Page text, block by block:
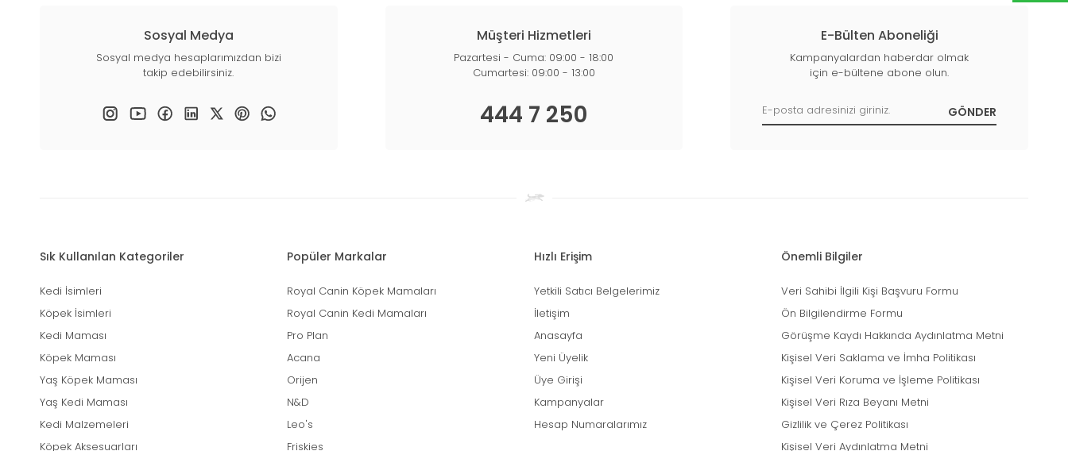
Sosyal Medya
Sosyal medya hesaplarımızdan bizi
takip edebilirsiniz.
Müşteri Hizmetleri
Pazartesi - Cuma: 09:00 - 18:00
Cumartesi: 09:00 - 13:00
444 7 250
E-Bülten Aboneliği
Kampanyalardan haberdar olmak
için e-bültene abone olun.
Sık Kullanılan Kategoriler
Kedi İsimleri
Köpek İsimleri
Kedi Maması
Köpek Maması
Yaş Köpek Maması
Yaş Kedi Maması
Kedi Malzemeleri
Köpek Aksesuarları
Popüler Markalar
Royal Canin Köpek Mamaları
Royal Canin Kedi Mamaları
Pro Plan
Acana
Orijen
N&D
Leo's
Friskies
Hızlı Erişim
Yetkili Satıcı Belgelerimiz
İletişim
Anasayfa
Yeni Üyelik
Üye Girişi
Kampanyalar
Hesap Numaralarımız
Önemli Bilgiler
Veri Sahibi İlgili Kişi Başvuru Formu
Ön Bilgilendirme Formu
Görüşme Kaydı Hakkında Aydınlatma Metni
Kişisel Veri Saklama ve İmha Politikası
Kişisel Veri Koruma ve İşleme Politikası
Kişisel Veri Rıza Beyanı Metni
Gizlilik ve Çerez Politikası
Kişisel Veri Aydınlatma Metni